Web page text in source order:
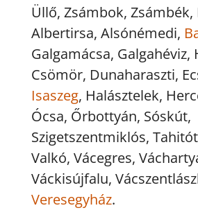
Üllő, Zsámbok, Zsámbék,
Albertirsa, Alsónémedi,
Galgamácsa, Galgahéviz,
Csömör, Dunaharaszti,
Isaszeg, Halásztelek,
Ócsa, Őrbottyán, Sóskút,
Szigetszentmiklós,
Valkó, Vácegres,
Váckisújfalu,
Veresegyház.